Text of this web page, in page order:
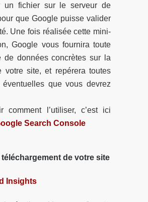
un fichier sur le serveur de
que Google puisse valider
Une fois réalisée cette mini-
Google vous fournira toute
de données concrètes sur la
votre site, et repérera toutes
éventuelles que vous devrez
comment l’utiliser, c’est ici
Search Console
de votre site
Insights